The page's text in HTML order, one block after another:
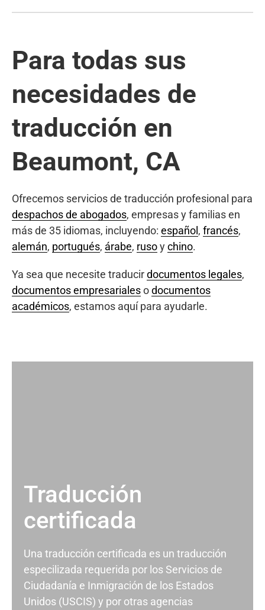
Para todas sus
necesidades de
traducción en
Beaumont, CA
Ofrecemos servicios de traducción profesional para
despachos de abogados, empresas y familias en
más de 35 idiomas, incluyendo: español , francés,
alemán, portugués, árabe, rusoychino.
Ya sea que necesite traducirdocumentos legales,
documentos empresarialesodocumentos
académicos, estamos aquí para ayudarle.
Traducción
certificada
Una traducción certificada es un traducción
especilizada requerida por los Servicios de
Ciudadanía e Inmigración de los Estados
Unidos (USCIS) y por otras agencias